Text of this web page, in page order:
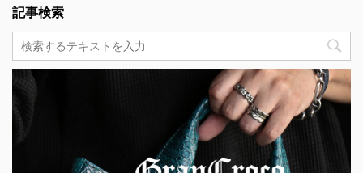
記事検索